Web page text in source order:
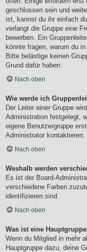
geschlossen sein und
ist, kannst du ihr einfach
verlangt die Gruppe eine
bewerben. Ein
könnte fragen, warum du
Bitte belästige keinen
Grund dafür haben.
Nach oben
Wie werde ich
Der Leiter einer Gruppe
Administration festgelegt,
eigene Benutzergruppe
Administrator kontaktieren.
Nach oben
Weshalb werden
Es ist der Board-
verschiedene Farben
identifizieren sind.
Nach oben
Was ist eine
Wenn du Mitglied in mehr
Hauptgruppe dazu, deine